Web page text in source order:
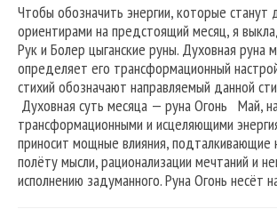
Чтобы обозначить энергии, которые станут
ориентирами на предстоящий месяц, я
Рук и Болер цыганские руны. Духовная руна
определяет его трансформационный
стихий обозначают направляемый данной
Духовная суть месяца — руна Огонь Май,
трансформационными и исцеляющими
приносит мощные влияния, подталкивающие
полёту мысли, рационализации мечтаний и
исполнению задуманного. Руна Огонь несёт